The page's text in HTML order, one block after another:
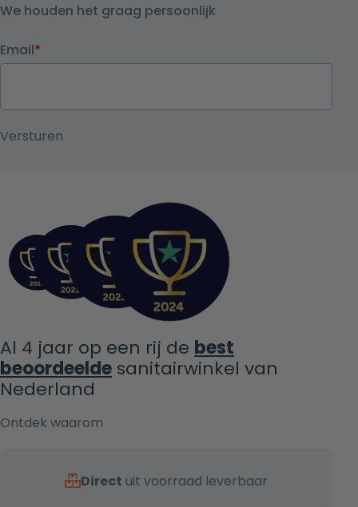
We houden het graag persoonlijk
Email*
Al 4 jaar op een rij de best
beoordeelde sanitairwinkel van
Nederland
Ontdek waarom
Direct uit voorraad leverbaar